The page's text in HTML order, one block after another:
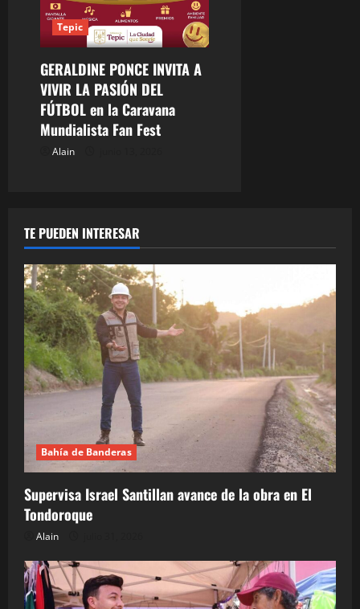
Tepic
GERALDINE PONCE INVITA A
VIVIR LA PASIÓN DEL
FÚTBOL en la Caravana
Mundialista Fan Fest
Alain
TE PUEDEN INTERESAR
Bahía de Banderas
Supervisa Israel Santillan avance de la obra en El
Tondoroque
Alain